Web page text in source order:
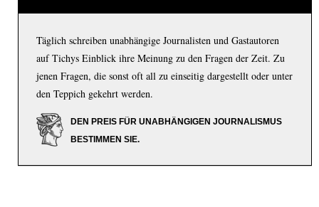
Täglich schreiben unabhängige Journalisten und Gastautoren
auf Tichys Einblick ihre Meinung zu den Fragen der Zeit. Zu
jenen Fragen, die sonst oft all zu einseitig dargestellt oder unter
den Teppich gekehrt werden.
DEN PREIS FÜR UNABHÄNGIGEN JOURNALISMUS
BESTIMMEN SIE.